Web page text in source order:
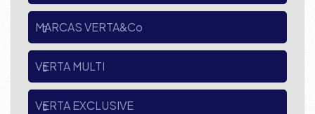
MARCAS VERTA&Co
VERTA MULTI
VERTA EXCLUSIVE